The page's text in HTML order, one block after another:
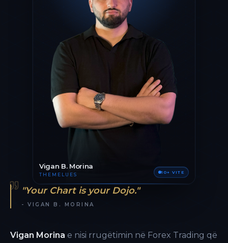
Vigan B. Morina
THEMELUES 10+ VITE
"Your Chart is your Dojo."
- VIGAN B. MORINA
Vigan Morina e nisi rrugëtimin në Forex Trading që